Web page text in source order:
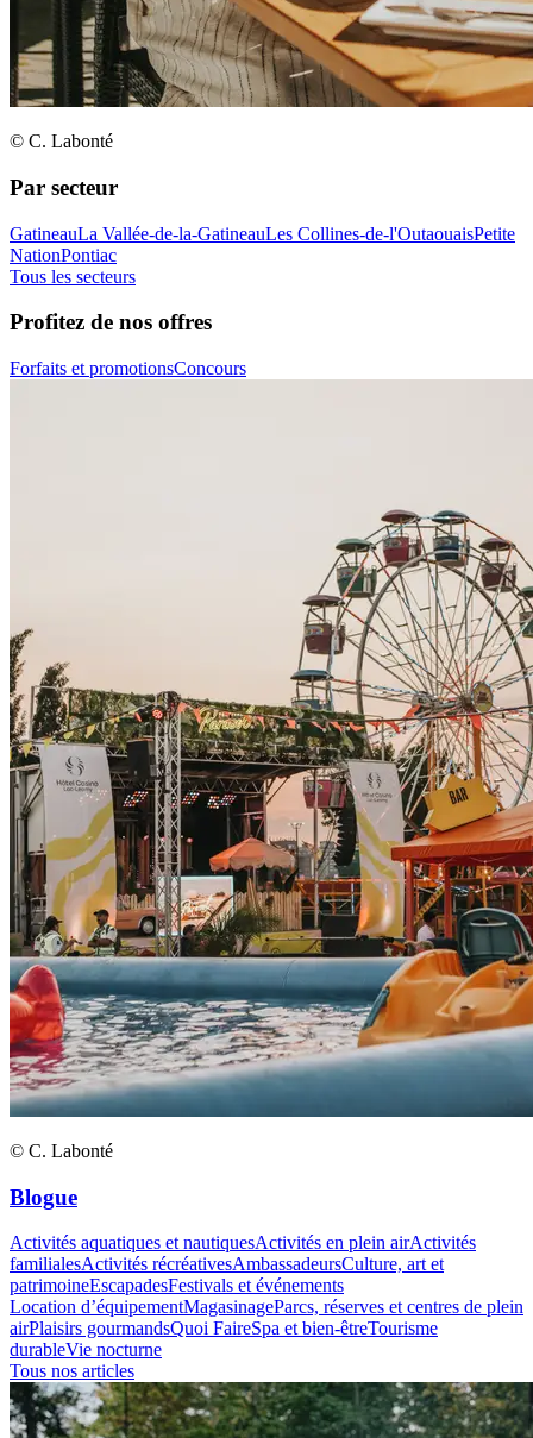
© C. Labonté
Par secteur
GatineauLa Vallée-de-la-GatineauLes Collines-de-l'OutaouaisPetite
NationPontiac
Tous les secteurs
Profitez de nos offres
Forfaits et promotionsConcours
© C. Labonté
Blogue
Activités aquatiques et nautiquesActivités en plein airActivités
familialesActivités récréativesAmbassadeursCulture, art et
patrimoineEscapadesFestivals et événements
Location d’équipementMagasinageParcs, réserves et centres de plein
airPlaisirs gourmandsQuoi FaireSpa et bien-êtreTourisme
durableVie nocturne
Tous nos articles